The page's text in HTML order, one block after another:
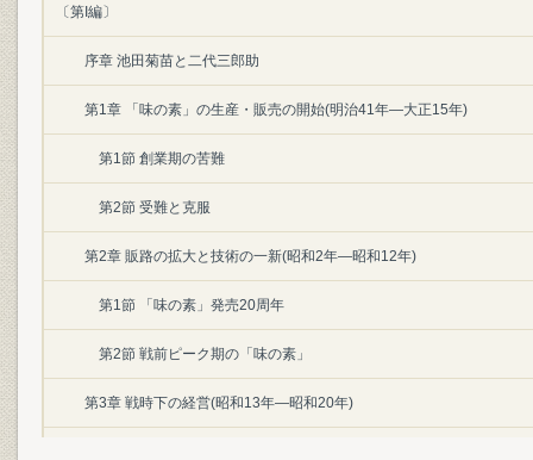
〔第I編〕
序章 池田菊苗と二代三郎助
第1章 「味の素」の生産・販売の開始(明治41年―大正15年)
第1節 創業期の苦難
第2節 受難と克服
第2章 販路の拡大と技術の一新(昭和2年―昭和12年)
第1節 「味の素」発売20周年
第2節 戦前ピーク期の「味の素」
第3章 戦時下の経営(昭和13年―昭和20年)